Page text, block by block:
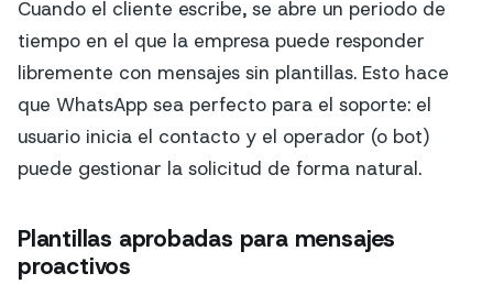
Cuando el cliente escribe, se abre un periodo de
tiempo en el que la empresa puede responder
libremente con mensajes sin plantillas. Esto hace
que WhatsApp sea perfecto para el soporte: el
usuario inicia el contacto y el operador (o bot)
puede gestionar la solicitud de forma natural.
Plantillas aprobadas para mensajes
proactivos